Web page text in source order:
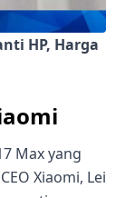
HP, Harga
Max yang
Xiaomi, Lei